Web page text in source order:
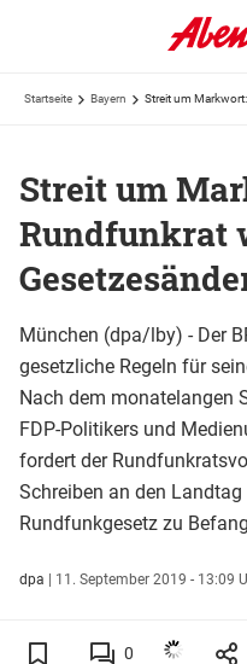
Startseite Bayern Streit um
Streit um
Rundfunkrat
München (dpa/lby) - Der
gesetzliche Regeln für
Nach dem monatelangen
FDP-Politikers und
fordert der
Schreiben an den
Rundfunkgesetz zu
dpa | 11. September 2019 - 13:09
0